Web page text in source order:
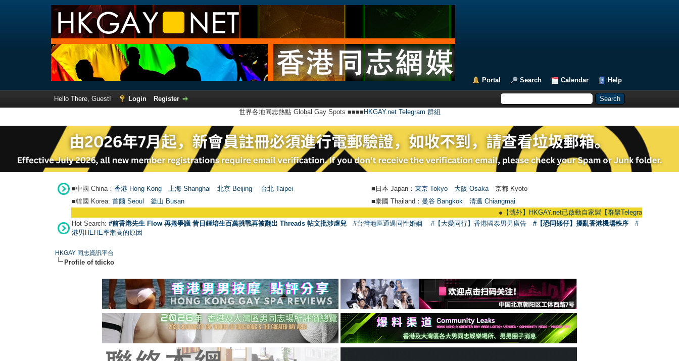
Portal Search Calendar Help
Hello There, Guest! Login
Register
世界各地同志熱點 Global Gay Spots ■■■■ HKGAY.net Telegram 群組
■中國 China： 香港 Hong Kong 上海 Shanghai 北京 Beijing 台北 Taipei ■日本 Japan： 東京 Tokyo 大阪 Osaka 京都 Kyoto
■韓國 Korea: 首爾 Seou 釜山 Busan ■泰國 Thailand： 曼谷 Bangkok
清邁 Chiangmai
【號外】HKGAY.net已啟動自家製【群聚Telegram群組】
Hot Search: #前香港先生 Flow 再捲爭議 昔日鍾培生百萬挑戰再被翻出 Threads 帖文批涉虐兒 #台灣地區通過同性婚姻 #【大愛同行】香港國泰男男廣告 #【恐同矮仔】擾亂香港機場秩序
#
港男HEHE率漸高的原因
HKGAY 同志資訊平台
Profile of tdicko